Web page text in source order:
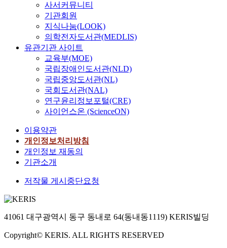
사서커뮤니티
기관회원
지식나눔(LOOK)
의학전자도서관(MEDLIS)
유관기관 사이트
교육부(MOE)
국립장애인도서관(NLD)
국립중앙도서관(NL)
국회도서관(NAL)
연구윤리정보포털(CRE)
사이언스온 (ScienceON)
이용약관
개인정보처리방침
개인정보 재동의
기관소개
저작물 게시중단요청
41061 대구광역시 동구 동내로 64(동내동1119) KERIS빌딩
Copyright© KERIS. ALL RIGHTS RESERVED